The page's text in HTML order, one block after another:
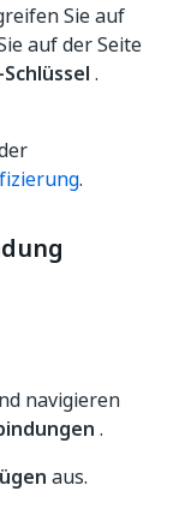
Sie auf
auf der Seite
.
.
navigieren
.
aus.